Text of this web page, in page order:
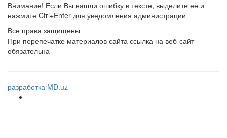
Внимание! Если Вы нашли ошибку в тексте, выделите её и
нажмите Ctrl+Enter для уведомления администрации
Все права защищены
При перепечатке материалов сайта ссылка на веб-сайт
обязательна
разработка MD.uz